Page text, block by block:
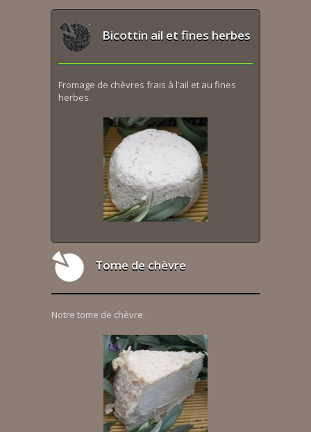
Bicottin ail et fines herbes
Fromage de chèvres frais à l’ail et au fines
herbes.
Tome de chèvre
Notre tome de chèvre.